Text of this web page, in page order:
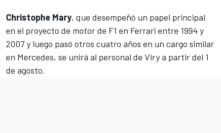
Christophe Mary, que desempeñó un papel principal
en el proyecto de motor de F1 en Ferrari entre 1994 y
2007 y luego pasó otros cuatro años en un cargo similar
en Mercedes, se unirá al personal de Viry a partir del 1
de agosto.